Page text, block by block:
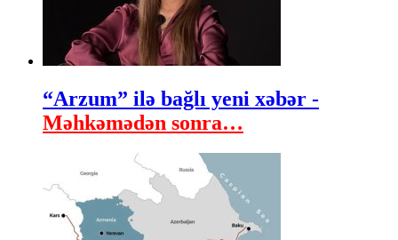
“Arzum” ilə bağlı yeni xəbər -
Məhkəmədən sonra…